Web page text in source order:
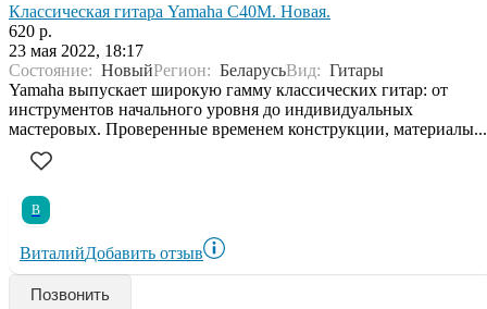
Классическая гитара Yamaha C40M. Новая.
620 р.
23 мая 2022, 18:17
Состояние: НовыйРегион: БеларусьВид: Гитары
Yamaha выпускает широкую гамму классических гитар: от
инструментов начального уровня до индивидуальных
мастеровых. Проверенные временем конструкции, материалы...
В
ВиталийДобавить отзыв
Позвонить